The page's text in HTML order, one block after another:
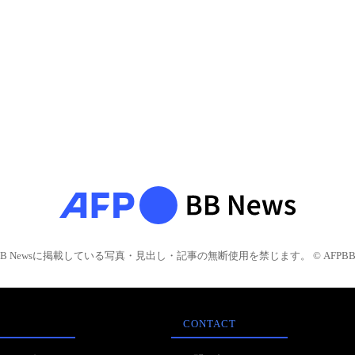
Newsに掲載している写真・見出し・記事の無断使用を禁じます。 © AFPBB
CONTACT